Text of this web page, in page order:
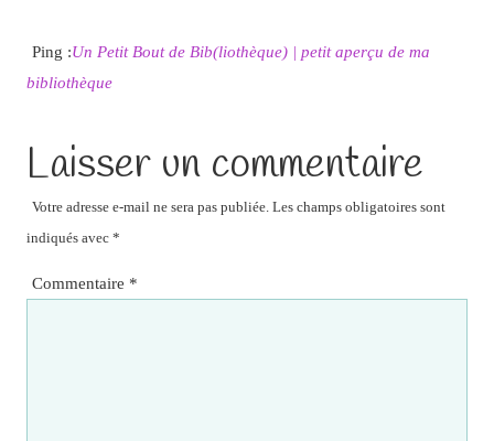
Ping :Un Petit Bout de Bib(liothèque) | petit aperçu de ma
bibliothèque
Laisser un commentaire
Votre adresse e-mail ne sera pas publiée. Les champs obligatoires sont
indiqués avec *
Commentaire *